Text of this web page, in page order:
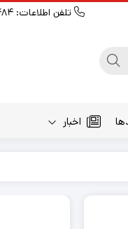
تلفن اطلاعات: 88898484
اخبار